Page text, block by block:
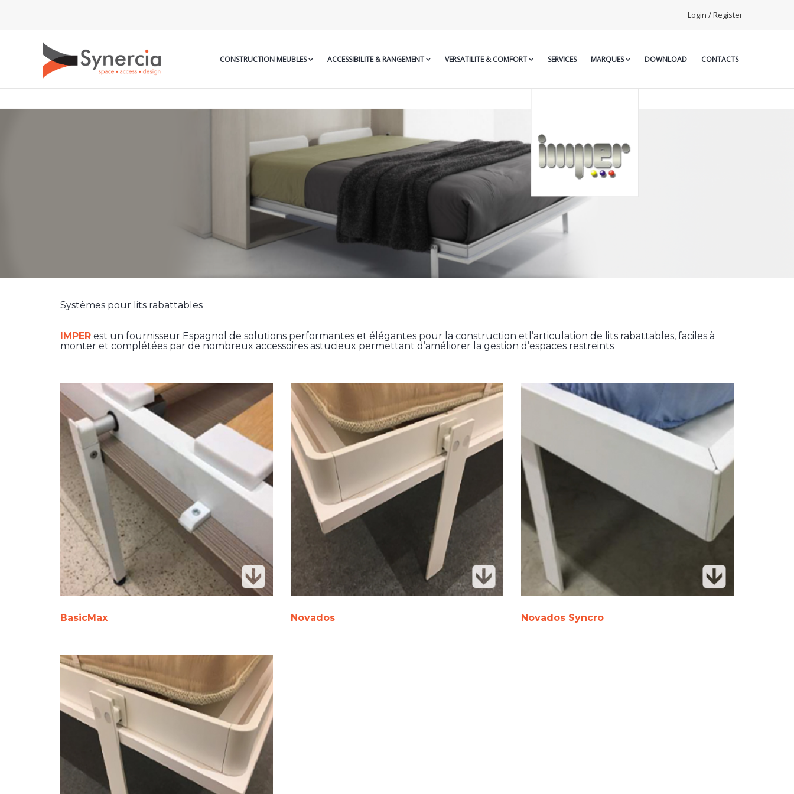
Login / Register
CONSTRUCTION MEUBLES ACCESSIBILITE & RANGEMENT VERSATILITE & COMFORT SERVICES MARQUES DOWNLOAD CONTACTS
Systèmes pour lits rabattables
IMPER est un fournisseur Espagnol de solutions performantes et élégantes pour la construction etl’articulation de lits rabattables, faciles à
monter et complétées par de nombreux accessoires astucieux permettant d’améliorer la gestion d’espaces restreints
BasicMax Novados Novados Syncro